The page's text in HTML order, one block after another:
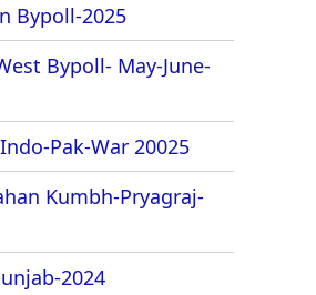
Bypoll-2025
Bypoll- May-June-
Pak-War 20025
Kumbh-Pryagraj-
2024